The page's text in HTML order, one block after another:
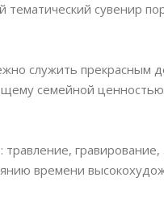
сувенир
служить прекрасным
семейной
гравирование,
времени